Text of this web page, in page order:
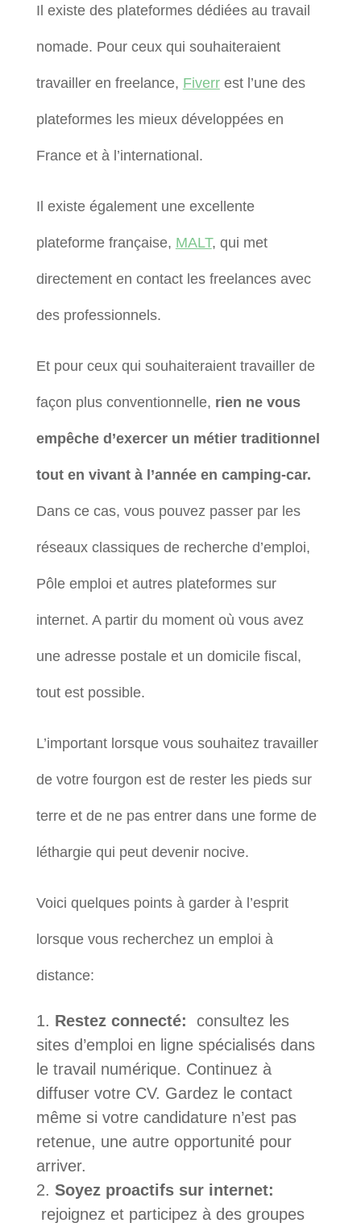
Il existe des plateformes dédiées au travail
nomade. Pour ceux qui souhaiteraient
travailler en freelance, Fiverrest l’une des
plateformes les mieux développées en
France et à l’international.
Il existe également une excellente
plateforme française, MALT, qui met
directement en contact les freelances avec
des professionnels.
Et pour ceux qui souhaiteraient travailler de
façon plus conventionnelle, rien ne vous
empêche d’exercer un métier traditionnel
tout en vivant à l’année en camping-car.
Dans ce cas, vous pouvez passer par les
réseaux classiques de recherche d’emploi,
Pôle emploi et autres plateformes sur
internet. A partir du moment où vous avez
une adresse postale et un domicile fiscal,
tout est possible.
L’important lorsque vous souhaitez travailler
de votre fourgon est de rester les pieds sur
terre et de ne pas entrer dans une forme de
léthargie qui peut devenir nocive.
Voici quelques points à garder à l’esprit
lorsque vous recherchez un emploi à
distance:
Restez connecté: consultez les
sites d’emploi en ligne spécialisés dans
le travail numérique. Continuez à
diffuser votre CV. Gardez le contact
même si votre candidature n’est pas
retenue, une autre opportunité pour
arriver.
Soyez proactifs sur internet:
rejoignez et participez à des groupes